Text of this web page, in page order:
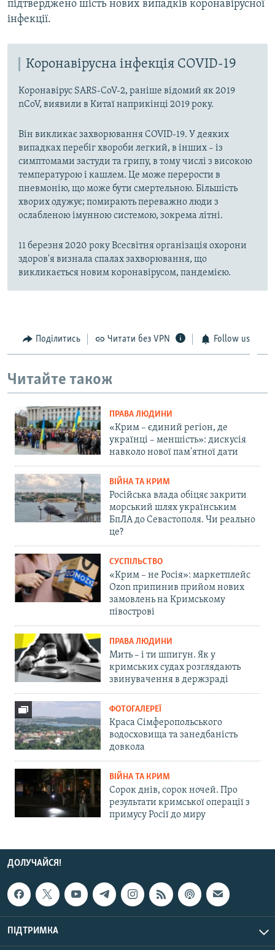
підтверджено шість нових випадків коронавірусної
інфекції.
Коронавірусна інфекція COVID-19
Коронавірус SARS-CoV-2, раніше відомий як 2019
nCoV, виявили в Китаї наприкінці 2019 року.
Він викликає захворювання COVID-19. У деяких
випадках перебіг хвороби легкий, в інших – із
симптомами застуди та грипу, в тому числі з високою
температурою і кашлем. Це може перерости в
пневмонію, що може бути смертельною. Більшість
хворих одужує; помирають переважно люди з
ослабленою імунною системою, зокрема літні.
11 березня 2020 року Всесвітня організація охорони
здоров'я визнала спалах захворювання, що
викликається новим коронавірусом, пандемією.
Поділитись Читати без VPN Follow us
Читайте також
ПРАВА ЛЮДИНИ
«Крим – єдиний регіон, де
українці – меншість»: дискусія
навколо нової пам'ятної дати
ВІЙНА ТА КРИМ
Російська влада обіцяє закрити
морський шлях українським
БпЛА до Севастополя. Чи реально
це?
СУСПІЛЬСТВО
«Крим – не Росія»: маркетплейс
Ozon припинив прийом нових
замовлень на Кримському
півострові
ПРАВА ЛЮДИНИ
Мить – і ти шпигун. Як у
кримських судах розглядають
звинувачення в держзраді
ФОТОГАЛЕРЕЇ
Краса Сімферопольського
водосховища та занедбаність
довкола
ВІЙНА ТА КРИМ
Сорок днів, сорок ночей. Про
результати кримської операції з
примусу Росії до миру
ДОЛУЧАЙСЯ!
ПІДТРИМКА